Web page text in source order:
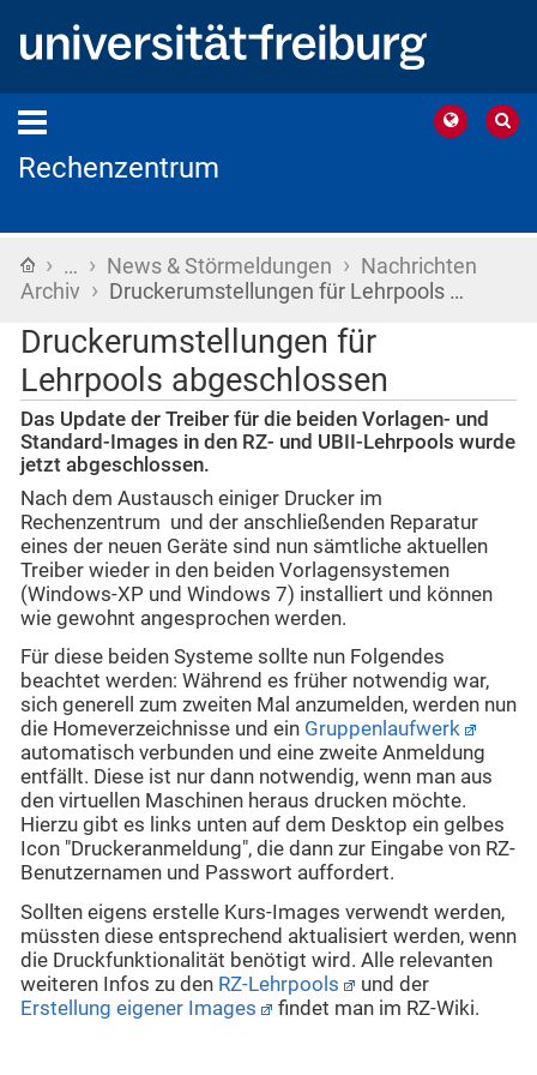
Rechenzentrum
Startseite
› … › News & Störmeldungen › Nachrichten
Archiv › Druckerumstellungen für Lehrpools …
Druckerumstellungen für
Lehrpools abgeschlossen
Das Update der Treiber für die beiden Vorlagen- und
Standard-Images in den RZ- und UBII-Lehrpools wurde
jetzt abgeschlossen.
Nach dem Austausch einiger Drucker im
Rechenzentrum und der anschließenden Reparatur
eines der neuen Geräte sind nun sämtliche aktuellen
Treiber wieder in den beiden Vorlagensystemen
(Windows-XP und Windows 7) installiert und können
wie gewohnt angesprochen werden.
Für diese beiden Systeme sollte nun Folgendes
beachtet werden: Während es früher notwendig war,
sich generell zum zweiten Mal anzumelden, werden nun
die Homeverzeichnisse und ein Gruppenlaufwerk
automatisch verbunden und eine zweite Anmeldung
entfällt. Diese ist nur dann notwendig, wenn man aus
den virtuellen Maschinen heraus drucken möchte.
Hierzu gibt es links unten auf dem Desktop ein gelbes
Icon "Druckeranmeldung", die dann zur Eingabe von RZ-
Benutzernamen und Passwort auffordert.
Sollten eigens erstelle Kurs-Images verwendt werden,
müssten diese entsprechend aktualisiert werden, wenn
die Druckfunktionalität benötigt wird. Alle relevanten
weiteren Infos zu den RZ-Lehrpools
und der
Erstellung eigener Images
findet man im RZ-Wiki.